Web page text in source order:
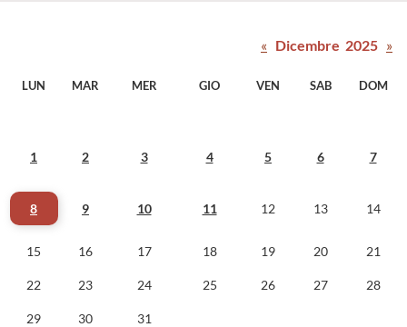
Roma
LUN MAR MER GIO VEN SAB DOM
1 2 3 4 5 6 7
8 9 10 11 12 13 14
15 16 17 18 19 20 21
22 23 24 25 26 27 28
29 30 31
« Dicembre 2025 »